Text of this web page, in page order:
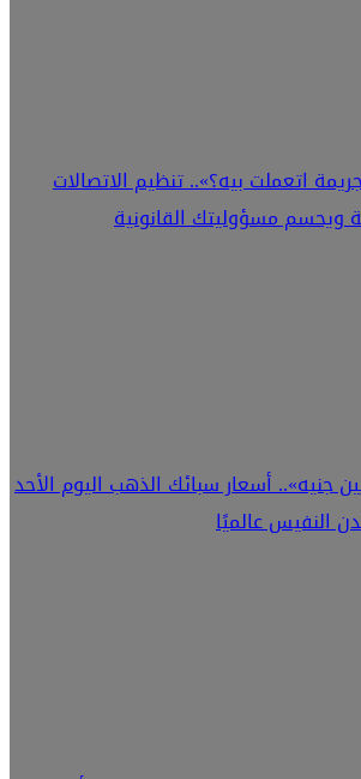
اتعملت بيه؟».. تنظيم الاتصالات
مسؤوليتك القانونية
بـ7 ملايين جنيه».. أسعار سبائك الذهب اليوم الأحد
النفيس عالميًا